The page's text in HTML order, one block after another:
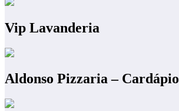
Vip Lavanderia
Aldonso Pizzaria – Cardápio